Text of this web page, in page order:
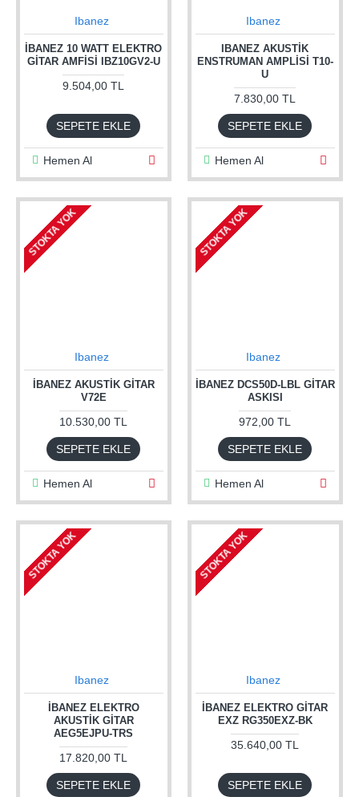
Ibanez
İBANEZ 10 WATT ELEKTRO
GITAR AMFISI IBZ10GV2-U
9.504,00 TL
SEPETE EKLE
Hemen Al
Ibanez
IBANEZ AKUSTIK
ENSTRUMAN AMPLISI T10-
U
7.830,00 TL
SEPETE EKLE
Hemen Al
STOKTA YOK
Ibanez
İBANEZ AKUSTIK GITAR
V72E
10.530,00 TL
SEPETE EKLE
Hemen Al
STOKTA YOK
Ibanez
İBANEZ DCS50D-LBL GITAR
ASKISI
972,00 TL
SEPETE EKLE
Hemen Al
STOKTA YOK
Ibanez
İBANEZ ELEKTRO
AKUSTIK GITAR
AEG5EJPU-TRS
17.820,00 TL
SEPETE EKLE
STOKTA YOK
Ibanez
İBANEZ ELEKTRO GITAR
EXZ RG350EXZ-BK
35.640,00 TL
SEPETE EKLE